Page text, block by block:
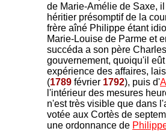
de Marie-Amélie de Saxe,
héritier présomptif de la
frère aîné Philippe étant
Marie-Louise de Parme et
succéda a son père
gouvernement, quoiqu'il
expérience des affaires,
(1789 février 1792), puis d'
l'intérieur des mesures
n'est très visible que dans
votée aux Cortès de
une ordonnance de Philippe